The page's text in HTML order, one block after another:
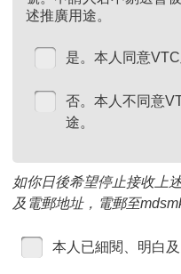
述推廣用途。
是。本人同意
否。本人不同意
途。
如你日後希望停止接收上
及電郵地址，電郵至
本人已細閱、明白